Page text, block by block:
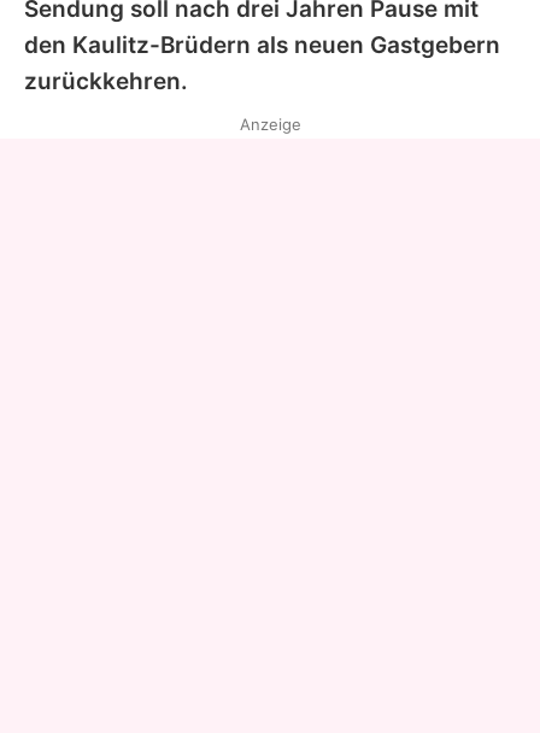
Sendung soll nach drei Jahren Pause mit
den Kaulitz-Brüdern als neuen Gastgebern
zurückkehren.
Anzeige